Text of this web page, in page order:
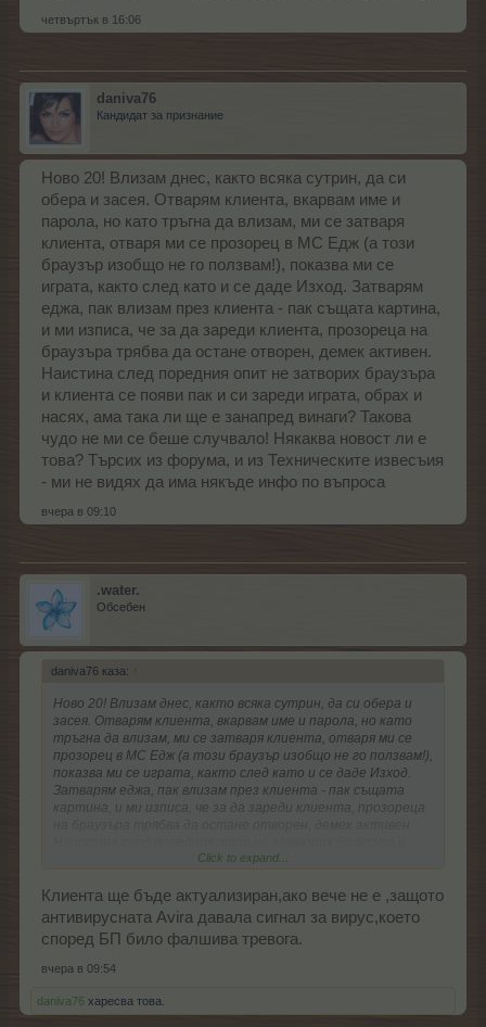
четвъртък в 16:06
daniva76
Кандидат за признание
Ново 20! Влизам днес, както всяка сутрин, да си
обера и засея. Отварям клиента, вкарвам име и
парола, но като тръгна да влизам, ми се затваря
клиента, отваря ми се прозорец в МС Едж (а този
браузър изобщо не го ползвам!), показва ми се
играта, както след като и се даде Изход. Затварям
еджа, пак влизам през клиента - пак същата картина,
и ми изписа, че за да зареди клиента, прозореца на
браузъра трябва да остане отворен, демек активен.
Наистина след поредния опит не затворих браузъра
и клиента се появи пак и си зареди играта, обрах и
насях, ама така ли ще е занапред винаги? Такова
чудо не ми се беше случвало! Някаква новост ли е
това? Търсих из форума, и из Техническите извесъия
- ми не видях да има някъде инфо по въпроса
вчера в 09:10
.water.
Обсебен
daniva76 каза: ↑
Ново 20! Влизам днес, както всяка сутрин, да си обера и
засея. Отварям клиента, вкарвам име и парола, но като
тръгна да влизам, ми се затваря клиента, отваря ми се
прозорец в МС Едж (а този браузър изобщо не го ползвам!),
показва ми се играта, както след като и се даде Изход.
Затварям еджа, пак влизам през клиента - пак същата
картина, и ми изписа, че за да зареди клиента, прозореца
клиента се появи пак и си зареди играта, обрах и насях,
беше случвало! Някаква новост ли е това? Търсих из
форума, и из Техническите извесъия - ми не видях да има
някъде инфо по въпроса
Click to expand...
Клиента ще бъде актуализиран,ако вече не е ,защото
антивирусната Avira давала сигнал за вирус,което
според БП било фалшива тревога.
вчера в 09:54
daniva76 харесва това.